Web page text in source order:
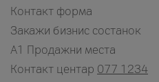
Контакт форма
Закажи бизнис состанок
A1 Продажни места
Контакт центар 077 1234